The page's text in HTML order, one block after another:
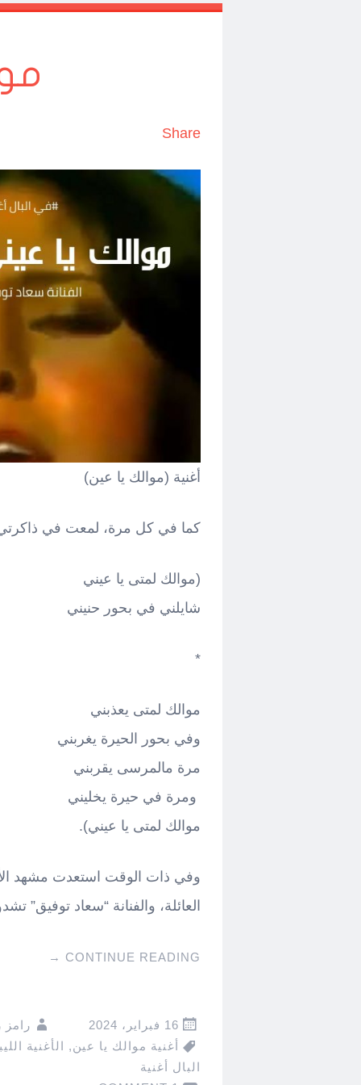
Share
أغنية (موالك يا عين)
كما في كل مرة، لمعت في
(موالك لمتى يا عيني
شايلني في بحور حنيني
*
موالك لمتى يعذبني
وفي بحور الحيرة يغربني
مرة مالمرسى يقربني
ومرة في حيرة يخليني
موالك لمتى يا عيني).
وفي ذات الوقت استعدت مشهد
العائلة، والفنانة “سعاد توفيق”
CONTINUE READING
→
16 فبراير، 2024
أغنية موالك يا عين, الأغنية
البال أغنية